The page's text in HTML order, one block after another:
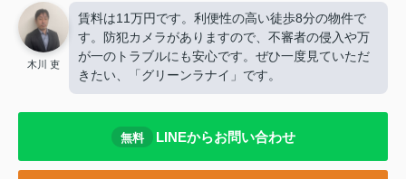
木川 吏
賃料は11万円です。利便性の高い徒歩8分の物件で
す。防犯カメラがありますので、不審者の侵入や万
が一のトラブルにも安心です。ぜひ一度見ていただ
きたい、「グリーンラナイ」です。
無料 LINEからお問い合わせ